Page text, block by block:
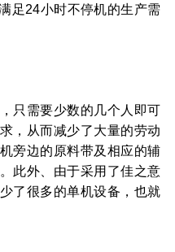
足24小时不停机的生产需
只需要少数的几个人即可
，从而减少了大量的劳动
旁边的原料带及相应的辅
此外、由于采用了佳之意
了很多的单机设备，也就